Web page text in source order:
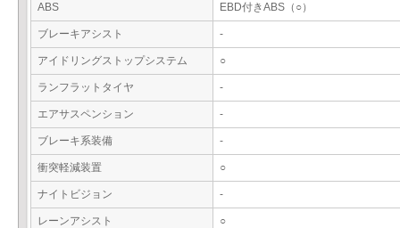
ABS EBD付きABS（○）
ブレーキアシスト -
アイドリングストップシステム ○
ランフラットタイヤ -
エアサスペンション -
ブレーキ系装備 -
衝突軽減装置 ○
ナイトビジョン -
レーンアシスト ○